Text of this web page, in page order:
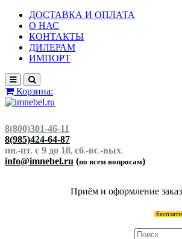
ДОСТАВКА И ОПЛАТА
О НАС
КОНТАКТЫ
ДИЛЕРАМ
ИМПОРТ
Корзина:
8(800)301-46-11
8(985)424-64-87
пн.-пт. с 9 до 18, сб.-вс.-вых.
info@imnebel.ru (по всем вопросам)
Приём и оформление